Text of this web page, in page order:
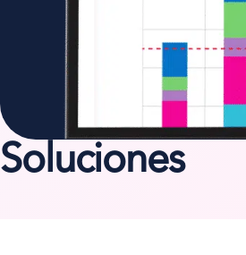
Soluciones